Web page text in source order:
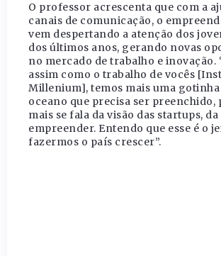
O professor acrescenta que com a
canais de comunicação, o
vem despertando a atenção dos
dos últimos anos, gerando novas
no mercado de trabalho e inovação.
assim como o trabalho de vocês
Millenium], temos mais uma gotinha
oceano que precisa ser preenchido,
mais se fala da visão das startups, da
empreender. Entendo que esse é o
fazermos o país crescer”.